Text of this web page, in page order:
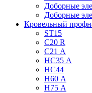
Доборные
Доборные
Кровельный
ST15
С20 R
C21 А
НС35 А
НС44
Н60 А
Н75 А